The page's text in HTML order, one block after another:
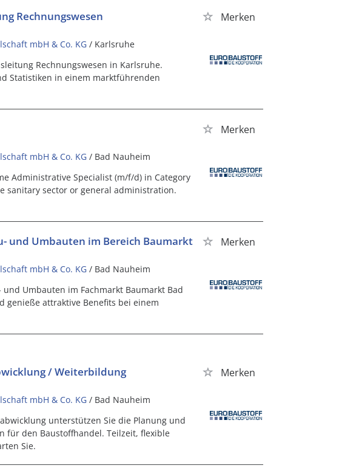
Rechnungswesen Merken
mbH & Co. KG / Karlsruhe
Rechnungswesen in Karlsruhe.
Statistiken in einem marktführenden
Merken
mbH & Co. KG / Bad Nauheim
Administrative Specialist (m/f/d) in Category
sanitary sector or general administration.
und Umbauten im Bereich Baumarkt Merken
mbH & Co. KG / Bad Nauheim
Umbauten im Fachmarkt Baumarkt Bad
genieße attraktive Benefits bei einem
/ Weiterbildung Merken
mbH & Co. KG / Bad Nauheim
unterstützen Sie die Planung und
für den Baustoffhandel. Teilzeit, flexible
Sie.